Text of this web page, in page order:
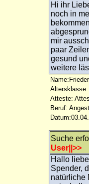
Hi ihr
noch in
mir
paar
gesund
weitere
Altersklasse:
Atteste:
Beruf:
Suche
User||>>
Hallo
Spender,
natürliche